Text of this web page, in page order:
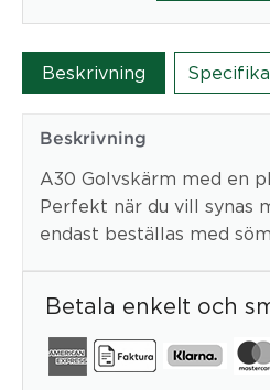
med
söm
Beskrivning
Beskrivning
A30 Golvskärm med en
Perfekt när du vill synas
endast beställas med
Betala enkelt och